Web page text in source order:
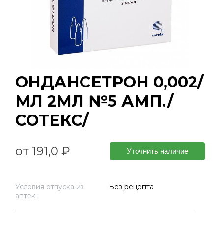
ОНДАНСЕТРОН 0,002/
МЛ 2МЛ №5 АМП./
СОТЕКС/
от 191,0 ₽ Уточнить наличие
Условия отпуска из
аптек:
Без рецепта